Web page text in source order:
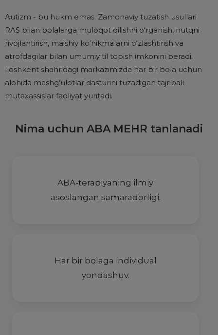
Autizm - bu hukm emas. Zamonaviy tuzatish usullari
RAS bilan bolalarga muloqot qilishni o‘rganish, nutqni
rivojlantirish, maishiy ko‘nikmalarni o‘zlashtirish va
atrofdagilar bilan umumiy til topish imkonini beradi.
Toshkent shahridagi markazimizda har bir bola uchun
alohida mashg‘ulotlar dasturini tuzadigan tajribali
mutaxassislar faoliyat yuritadi.
Nima uchun ABA MEHR tanlanadi
ABA-terapiyaning ilmiy
asoslangan samaradorligi.
Har bir bolaga individual
yondashuv.